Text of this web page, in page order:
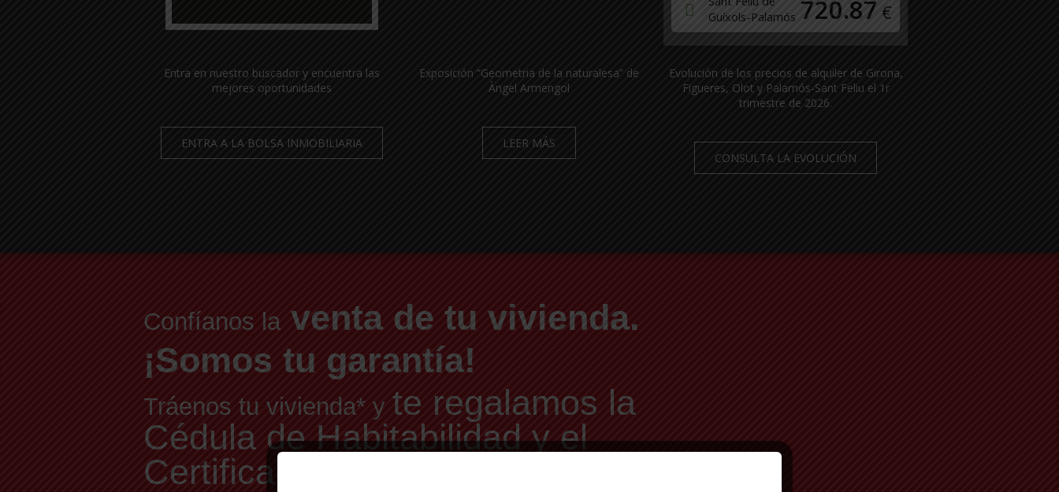
Entra en nuestro buscador y encuentra las
mejores oportunidades
ENTRA A LA BOLSA INMOBILIARIA
Exposición “Geometria de la naturalesa” de
Àngel Armengol
LEER MÁS
Guíxols-Palamós 720.87 €
Evolución de los precios de alquiler de Girona,
Figueres, Olot y Palamós-Sant Feliu el 1r
trimestre de 2026.
CONSULTA LA EVOLUCIÓN
Confíanos la venta de tu vivienda.
¡Somos tu garantía!
Tráenos tu vivienda* y te regalamos la
Cédula de Habitabilidad y el
Certificado Energético